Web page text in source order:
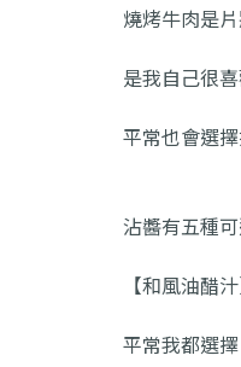
燒烤牛肉是
是我自己很
平常也會選
沾醬有五種
【和風油醋
平常我都選